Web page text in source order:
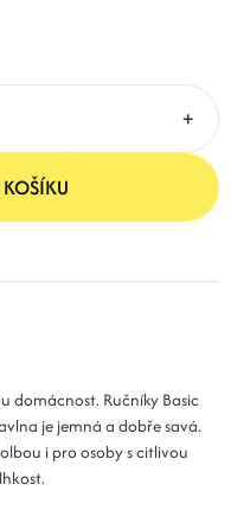
+
domácnost. Ručníky Basic
je jemná a dobře savá.
i pro osoby s citlivou